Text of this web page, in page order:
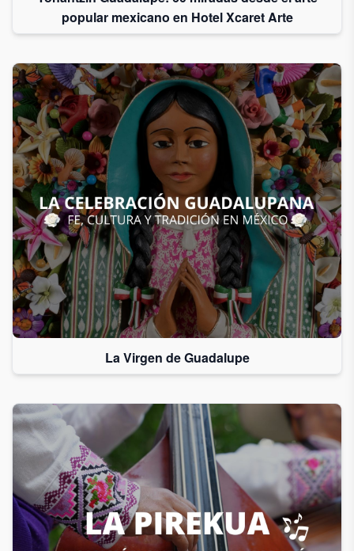
popular mexicano en Hotel Xcaret Arte
La Virgen de Guadalupe